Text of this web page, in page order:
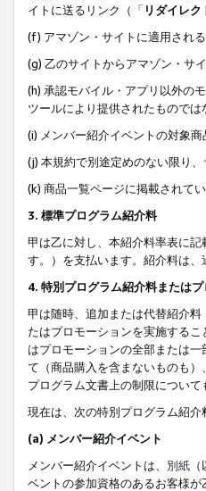
イトに送るリンク（「 リダイレク
(f) アマゾン・サイトに適用され
(g) 乙のサイトからアマゾン・サ
(h) 承認モバイル・アプリ以外の
ツールにより提供されたもので
(i) メンバー紹介イベントの対象
(j) 本規約で別途定めのない限り
(k) 商品一覧ページに掲載されて
3. 標準プログラム紹介料
甲は乙に対し、本紹介料率表に
す。）を支払います。紹介料は
4. 特別プログラム紹介料または
甲は随時、追加または代替紹介料
たはプロモーションを実施する
はプロモーションの全部または
て（商品購入を含まないものも
プログラム文書上の制限につい
現在は、次の特別プログラム紹介
(a) メンバー紹介イベント
メンバー紹介イベントは、 別紙
ベントの参加資格のあるお客様